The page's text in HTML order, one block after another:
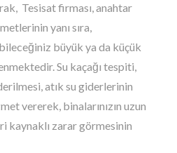
Tesisat firması, anahtar
yanı sıra,
büyük ya da küçük
Su kaçağı tespiti,
atık su giderlerinin
vererek, binalarınızın uzun
kaynaklı zarar görmesinin